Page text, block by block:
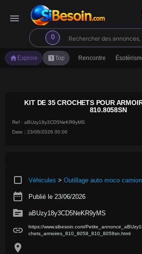
menu
0
search
home Explore looks_oneTop Rencontre
KIT DE 35 CROCHETS POUR
810.8058SN
Ref : aBUzy18y3CD5NeKR9yMS
Date : 23/06/2026 00:00
crop_square Véhicules > Outillage auto moco camion
date_range Publié le 23/06/2026
source aBUzy18y3CD5NeKR9yMS
link
https://www.sibesoin.com/
chets_armoires_810_8058_810_8058sn.html
location_on